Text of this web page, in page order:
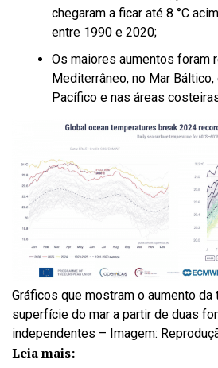
chegaram a ficar até 8 °C
entre 1990 e 2020;
Os maiores aumentos foram
Mediterrâneo, no Mar
Pacífico e nas áreas
Gráficos que mostram o aumento
superfície do mar a partir de duas
independentes – Imagem:
Leia mais: